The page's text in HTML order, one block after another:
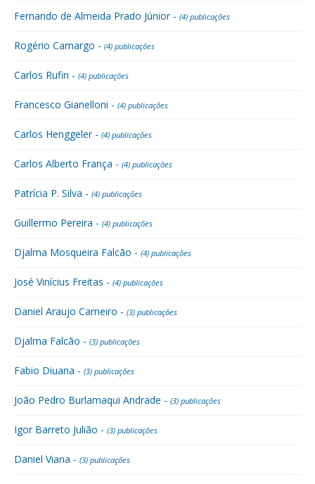
Fernando de Almeida Prado Júnior - (4) publicações
Rogério Camargo - (4) publicações
Carlos Rufin - (4) publicações
Francesco Gianelloni - (4) publicações
Carlos Henggeler - (4) publicações
Carlos Alberto França - (4) publicações
Patrícia P. Silva - (4) publicações
Guillermo Pereira - (4) publicações
Djalma Mosqueira Falcão - (4) publicações
José Vinícius Freitas - (4) publicações
Daniel Araujo Carneiro - (3) publicações
Djalma Falcão - (3) publicações
Fabio Diuana - (3) publicações
João Pedro Burlamaqui Andrade - (3) publicações
Igor Barreto Julião - (3) publicações
Daniel Viana - (3) publicações